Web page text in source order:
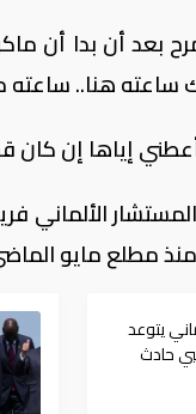
أن بدا أن
ساعته هنا.. ساعته
إياها إن كان
الألماني
مطلع مايو
يتوعد
حادث